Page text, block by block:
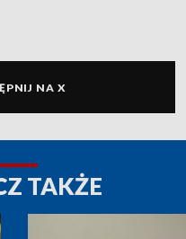
NA X
TAKŻE